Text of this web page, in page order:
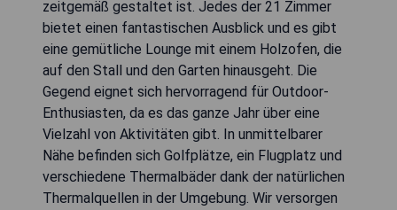
zeitgemäß gestaltet ist. Jedes der 21 Zimmer
bietet einen fantastischen Ausblick und es gibt
eine gemütliche Lounge mit einem Holzofen, die
auf den Stall und den Garten hinausgeht. Die
Gegend eignet sich hervorragend für Outdoor-
Enthusiasten, da es das ganze Jahr über eine
Vielzahl von Aktivitäten gibt. In unmittelbarer
Nähe befinden sich Golfplätze, ein Flugplatz und
verschiedene Thermalbäder dank der natürlichen
Thermalquellen in der Umgebung. Wir versorgen